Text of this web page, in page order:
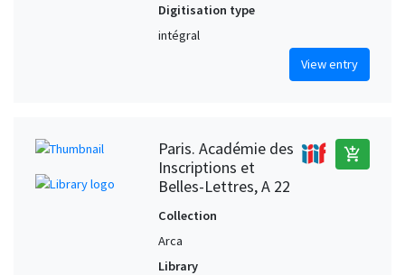
Digitisation type
intégral
View entry
Paris. Académie des
Inscriptions et
Belles-Lettres, A 22
add_shopping_cart
Collection
Arca
Library